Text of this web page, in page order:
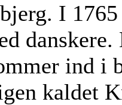
I
ind i
kaldet